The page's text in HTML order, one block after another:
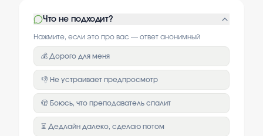
Что не подходит?
Нажмите, если это про вас — ответ анонимный
💰 Дорого для меня
👎 Не устраивает предпросмотр
🫣 Боюсь, что преподаватель спалит
⏳ Дедлайн далеко, сделаю потом